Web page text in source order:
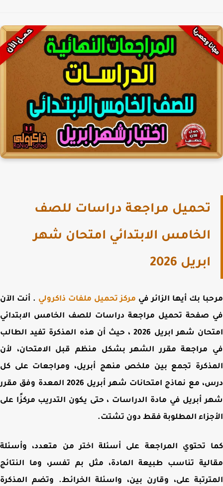
تحميل مراجعة دراسات للصف
الخامس الابتدائي امتحان شهر
ابريل 2026
بك أيها الزائر فيمركز تحميل ملفات ذاكرولي. أنت الآن
صفحةتحميل مراجعة دراسات للصف الخامس الابتدائي
شهر ابريل 2026 ،
حيث أن هذه المذكرة تفيد الطالب
مراجعة مقرر الشهر بشكل منظم قبل الامتحان، لأن
تجمع بين ملخص منهج أبريل، ومراجعات على كل
درس، مع نماذج امتحانات شهر أبريل 2026 المعدة وفق مقرر
أبريل في مادة الدراسات ، حتى يكون التدريب مركزًا على
المطلوبة فقط دون تشتت.
تحتوي المراجعة على أسئلة اختر من متعدد، وأسئلة
تناسب طبيعة المادة، مثل بم تفسر، وما النتائج
على، وقارن بين، واسئلة الخرائط. وتضم المذكرة